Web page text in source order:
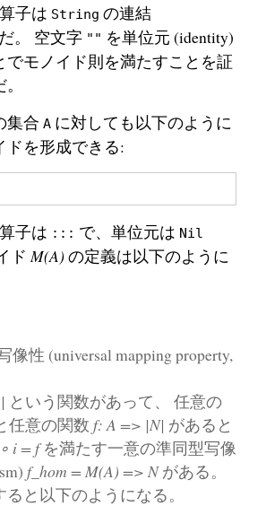
子は String の連結
。 空文字 "" を単位元 (identity)
でモノイド則を満たすことを証
集合 Aに対しても以下のように
ドを形成できる:
子は ::: で、単位元は Nil
ド M(A) の定義は以下のように
像性 (universal mapping property,
という関数があって、 任意の
任意の関数f: A => |N| があると
i = fを満たす一意の準同型写像
f_hom = M(A) => Nがある。
と以下のようになる。